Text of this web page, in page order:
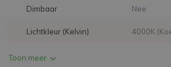
Dimbaar Nee
Lichtkleur (Kelvin) 4000K
Toon meer